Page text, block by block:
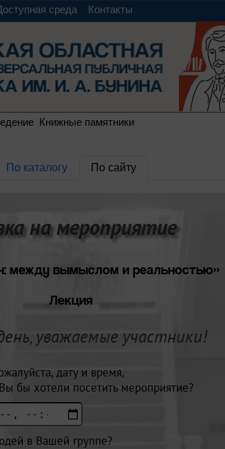
среда Контакты
Книжные памятники
По каталогу По сайту
на мероприятие
между вымыслом и реальностью»
Лекция
уважаемые участники!
дату и время,
бы хотели посетить мероприятие?
в Вашей группе?